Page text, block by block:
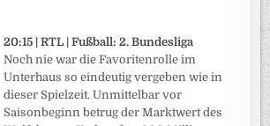
20:15 | RTL | Fußball: 2. Bundesliga
Noch nie war die Favoritenrolle im
Unterhaus so eindeutig vergeben wie in
dieser Spielzeit. Unmittelbar vor
Saisonbeginn betrug der Marktwert des